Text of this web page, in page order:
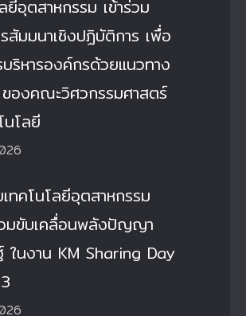
ยีอุตสาหกรรม เข้าร่วม
สัมมนาเชิงปฏิบัติการ เพื่อ
ริหารองค์กรด้วยแนวทาง
องคณะวิศวกรรมศาสตร์
นโลยี
ทคโนโลยีอุตสาหกรรม
มขับเคลื่อนพลังปัญญา
ในงาน KM Sharing Day